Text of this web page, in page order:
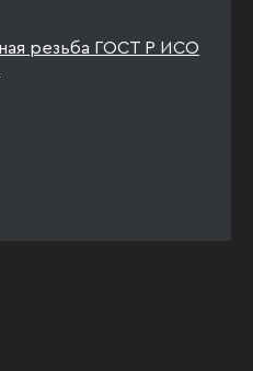
резьба ГОСТ Р ИСО